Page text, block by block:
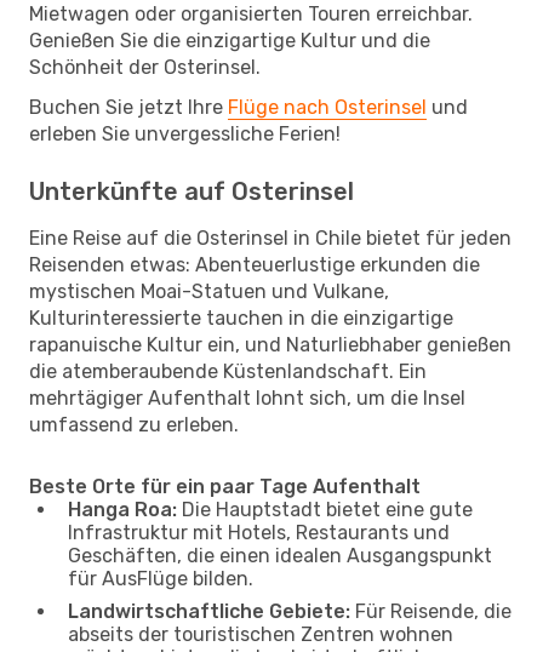
Mietwagen oder organisierten Touren erreichbar.
Genießen Sie die einzigartige Kultur und die
Schönheit der Osterinsel.
Buchen Sie jetzt Ihre Flüge nach Osterinsel und
erleben Sie unvergessliche Ferien!
Unterkünfte auf Osterinsel
Eine Reise auf die Osterinsel in Chile bietet für jeden
Reisenden etwas: Abenteuerlustige erkunden die
mystischen Moai-Statuen und Vulkane,
Kulturinteressierte tauchen in die einzigartige
rapanuische Kultur ein, und Naturliebhaber genießen
die atemberaubende Küstenlandschaft. Ein
mehrtägiger Aufenthalt lohnt sich, um die Insel
umfassend zu erleben.
Beste Orte für ein paar Tage Aufenthalt
Hanga Roa: Die Hauptstadt bietet eine gute
Infrastruktur mit Hotels, Restaurants und
Geschäften, die einen idealen Ausgangspunkt
für AusFlüge bilden.
Landwirtschaftliche Gebiete: Für Reisende, die
abseits der touristischen Zentren wohnen